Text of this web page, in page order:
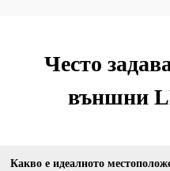
Често
външни
Какво е идеалното